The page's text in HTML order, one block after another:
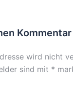
Kommentar
wird nicht
sind mit *